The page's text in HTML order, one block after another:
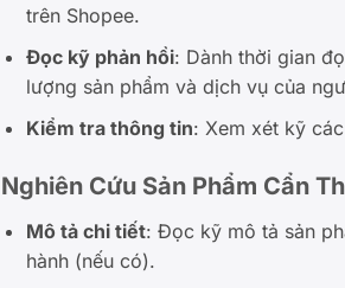
trên Shopee.
Đọc kỹ phản hồi: Dành thời gian
lượng sản phẩm và dịch vụ của
Kiểm tra thông tin: Xem xét kỹ
Nghiên Cứu Sản Phẩm Cẩn
Mô tả chi tiết: Đọc kỹ mô tả sản
hành (nếu có).